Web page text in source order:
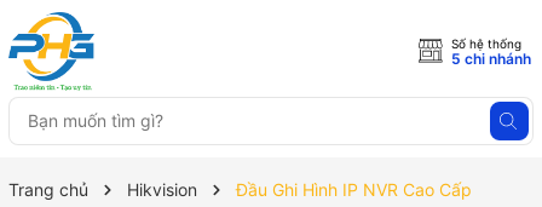
Số hệ thống
5 chi nhánh
Trang chủ Hikvision
Đầu Ghi Hình IP NVR Cao Cấp